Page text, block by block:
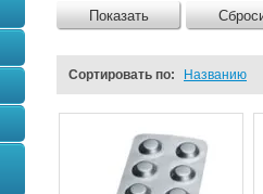
Показать
Сортировать по: Названию